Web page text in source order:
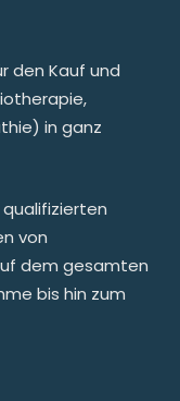
den Kauf und
in ganz
von
dem gesamten
bis hin zum